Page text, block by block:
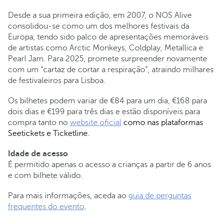
Desde a sua primeira edição, em 2007, o NOS Alive
consolidou-se como um dos melhores festivais da
Europa, tendo sido palco de apresentações memoráveis
de artistas como Arctic Monkeys, Coldplay, Metallica e
Pearl Jam. Para 2025, promete surpreender novamente
com um “cartaz de cortar a respiração”, atraindo milhares
de festivaleiros para Lisboa.
Os bilhetes podem variar de €84 para um dia, €168 para
dois dias e €199 para três dias e estão disponíveis para
compra tanto no website oficial como nas plataformas
Seetickets e Ticketline.
Idade de acesso
É permitido apenas o acesso a crianças a partir de 6 anos
e com bilhete válido.
Para mais informações, aceda ao guia de perguntas
frequentes do evento.